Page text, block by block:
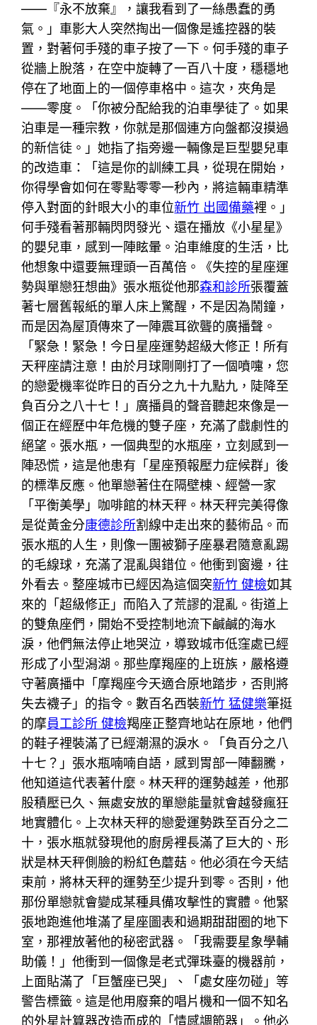
——『永不放棄』，讓我看到了一絲愚蠢的勇
氣。」車影大人突然掏出一個像是遙控器的裝
置，對著何手殘的車子按了一下。何手殘的車子
從牆上脫落，在空中旋轉了一百八十度，穩穩地
停在了地面上的一個停車格中。這次，夾角是
——零度。「你被分配給我的泊車學徒了。如果
泊車是一種宗教，你就是那個連方向盤都沒摸過
的新信徒。」她指了指旁邊一輛像是巨型嬰兒車
的改造車：「這是你的訓練工具，從現在開始，
你得學會如何在零點零零一秒內，將這輛車精準
停入對面的針眼大小的車位新竹 出國備藥裡。」
何手殘看著那輛閃閃發光、還在播放《小星星》
的嬰兒車，感到一陣眩暈。泊車維度的生活，比
他想象中還要無理頭一百萬倍。《失控的星座運
勢與單戀狂想曲》張水瓶從他那森和診所張覆蓋
著七層舊報紙的單人床上驚醒，不是因為鬧鐘，
而是因為屋頂傳來了一陣震耳欲聾的廣播聲。
「緊急！緊急！今日星座運勢超級大修正！所有
天秤座請注意！由於月球剛剛打了一個噴嚏，您
的戀愛機率從昨日的百分之九十九點九，陡降至
負百分之八十七！」廣播員的聲音聽起來像是一
個正在經歷中年危機的雙子座，充滿了戲劇性的
絕望。張水瓶，一個典型的水瓶座，立刻感到一
陣恐慌，這是他患有「星座預報壓力症候群」後
的標準反應。他單戀著住在隔壁棟、經營一家
「平衡美學」咖啡館的林天秤。林天秤完美得像
是從黃金分康德診所割線中走出來的藝術品。而
張水瓶的人生，則像一團被獅子座暴君隨意亂踢
的毛線球，充滿了混亂與錯位。他衝到窗邊，往
外看去。整座城市已經因為這個突新竹 健檢如其
來的「超級修正」而陷入了荒謬的混亂。街道上
的雙魚座們，開始不受控制地流下鹹鹹的海水
淚，他們無法停止地哭泣，導致城市低窪處已經
形成了小型潟湖。那些摩羯座的上班族，嚴格遵
守著廣播中「摩羯座今天適合原地踏步，否則將
失去襪子」的指令。數百名西裝新竹 猛健樂筆挺
的摩員工診所 健檢羯座正整齊地站在原地，他們
的鞋子裡裝滿了已經潮濕的淚水。「負百分之八
十七？」張水瓶喃喃自語，感到胃部一陣翻騰，
他知道這代表著什麼。林天秤的運勢越差，他那
股積壓已久、無處安放的單戀能量就會越發瘋狂
地實體化。上次林天秤的戀愛運勢跌至百分之二
十，張水瓶就發現他的廚房裡長滿了巨大的、形
狀是林天秤側臉的粉紅色蘑菇。他必須在今天結
束前，將林天秤的運勢至少提升到零。否則，他
那份單戀就會變成某種具備攻擊性的實體。他緊
張地跑進他堆滿了星座圖表和過期甜甜圈的地下
室，那裡放著他的秘密武器。「我需要星象學輔
助儀！」他衝到一個像是老式彈珠臺的機器前，
上面貼滿了「巨蟹座已哭」、「處女座勿碰」等
警告標籤。這是他用廢棄的唱片機和一個不知名
的外星計算器改造而成的「情感調節器」。他必